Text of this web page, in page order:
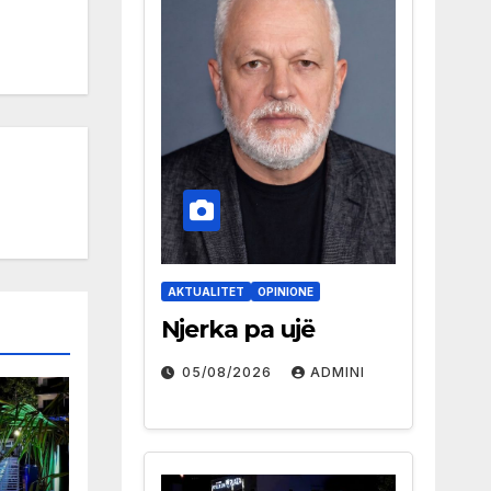
AKTUALITET OPINIONE
Njerka pa ujë
05/08/2026 ADMINI